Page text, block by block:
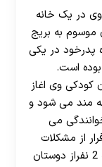
در یک خانه
موسوم به بریج‌
پدرخود در یکی
است.
کودکی وی اغاز
مند می شود و
می
از مشکلات
خانه به خوانندگی پرداخته است. او به همراه 2 نفراز دوستان